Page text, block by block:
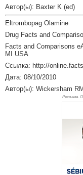
Автор(ы): Baxter K (ed)
Eltrombopag Olamine
Drug Facts and
Facts and Comparisons
MI USA
Ссылка: http://
Дата: 08/10/2010
Автор(ы): Wickersham RM
Реклама.